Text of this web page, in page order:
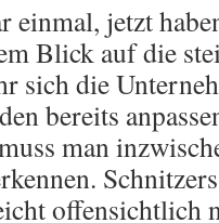
einmal, jetzt
Blick auf die
sich die
bereits
man
offensichtlich